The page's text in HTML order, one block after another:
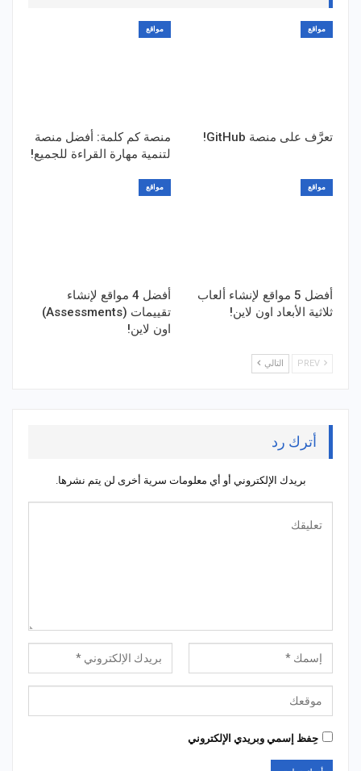
مواقع
تعرَّف على منصة GitHub!
مواقع
منصة كم كلمة: أفضل منصة
لتنمية مهارة القراءة للجميع!
مواقع
أفضل 5 مواقع لإنشاء ألعاب
ثلاثية الأبعاد اون لاين!
مواقع
أفضل 4 مواقع لإنشاء
تقييمات (Assessments)
اون لاين!
التالي
أترك رد
بريدك الإلكتروني أو أي معلومات سرية أخرى لن يتم نشرها.
حِفظ إسمي وبريدي الإلكتروني